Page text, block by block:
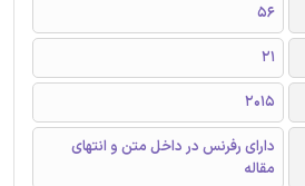
56
21
2015
دارای رفرنس در داخل متن و انتهای
مقاله